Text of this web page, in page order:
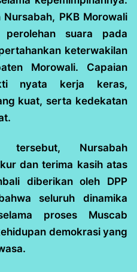
PKB Morowali
perolehan suara pada
keterwakilan
Morowali. Capaian
nyata kerja keras,
kuat, serta kedekatan
tersebut, Nursabah
dan terima kasih atas
diberikan oleh DPP
seluruh dinamika
proses Muscab
demokrasi yang